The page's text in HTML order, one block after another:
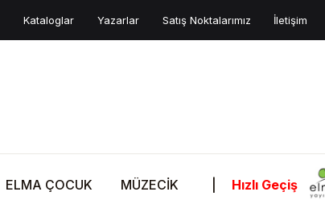
Kataloglar Yazarlar Satış Noktalarımız İletişim
ELMA ÇOCUK MÜZECİK Hızlı Geçiş